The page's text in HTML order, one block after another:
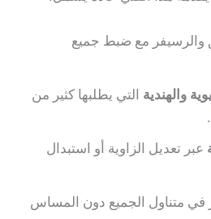
والرسيفر مع ضبط جميع
والهندية التي يطلبها كثير من
عبر تعديل الزاوية أو استبدال
في متناول الجميع دون المساس